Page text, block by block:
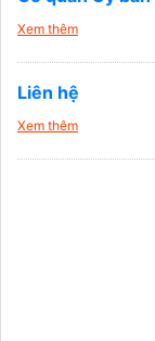
Xem thêm
Liên hệ
Xem thêm